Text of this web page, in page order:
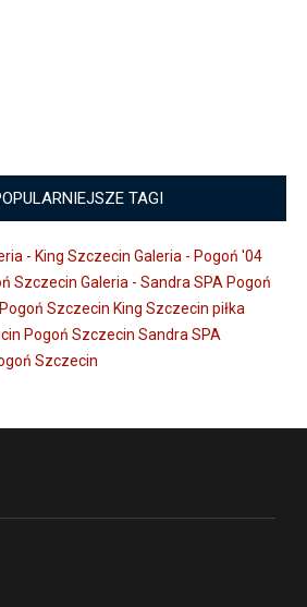
TAGI
- King Szczecin Galeria - Pogoń '04
Szczecin Galeria - Sandra SPA Pogoń
Szczecin King Szczecin piłka
Pogoń Szczecin Sandra SPA
Szczecin